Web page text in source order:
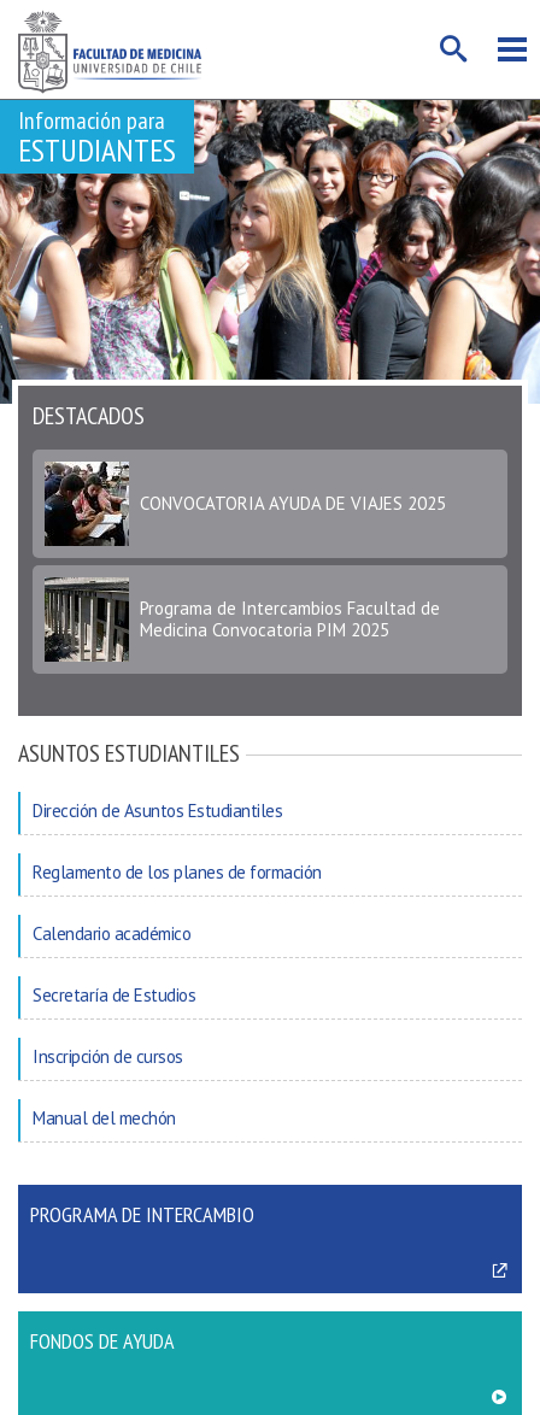
Información para
ESTUDIANTES
DESTACADOS
CONVOCATORIA AYUDA DE VIAJES 2025
Programa de Intercambios Facultad de
CONVOCATORIA AYUDA DE VIAJES 2025
Programa de Intercambios Facultad de
Medicina Convocatoria PIM 2025
Programa de Intercambios Facultad de
Medicina Convocatoria PIM 2025
ASUNTOS ESTUDIANTILES
Dirección de Asuntos Estudiantiles
Reglamento de los planes de formación
Calendario académico
Secretaría de Estudios
Inscripción de cursos
Manual del mechón
PROGRAMA DE INTERCAMBIO
FONDOS DE AYUDA